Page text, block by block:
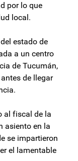
por lo que
local.
estado de
a un centro
de Tucumán,
de llegar
al fiscal de la
asiento en la
se impartieron
el lamentable